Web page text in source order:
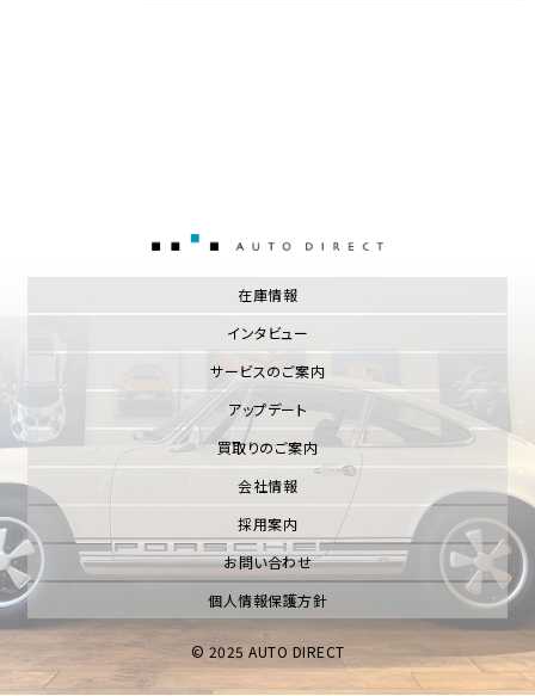
在庫情報
インタビュー
サービスのご案内
アップデート
買取りのご案内
会社情報
採用案内
お問い合わせ
個人情報保護方針
© 2025 AUTO DIRECT